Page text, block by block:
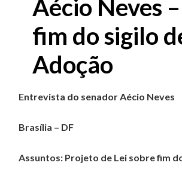
Aécio Neves
fim do sigilo
Adoção
Entrevista do senador Aécio Neves
Brasília – DF
Assuntos: Projeto de Lei sobre fim